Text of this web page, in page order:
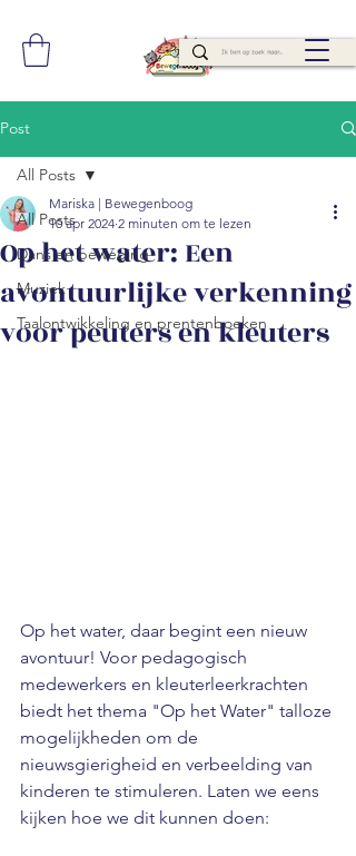
Post
All Posts
Dans en beweging
Muziek
Taalontwikkeling en prentenboeken
All Posts
Op het water: Een
avontuurlijke verkenning
voor peuters en kleuters
Mariska | Bewegenboog
10 apr 2024 2 minuten om te lezen
Op het water, daar begint een nieuw
avontuur! Voor pedagogisch
medewerkers en kleuterleerkrachten
biedt het thema "Op het Water" talloze
mogelijkheden om de
nieuwsgierigheid en verbeelding van
kinderen te stimuleren. Laten we eens
kijken hoe we dit kunnen doen: